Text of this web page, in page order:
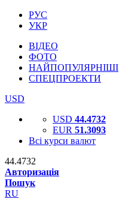
РУС
УКР
ВІДЕО
ФОТО
НАЙПОПУЛЯРНІШІ
СПЕЦПРОЕКТИ
USD
USD 44.4732
EUR 51.3093
Всі курси валют
44.4732
Авторизація
Пошук
RU